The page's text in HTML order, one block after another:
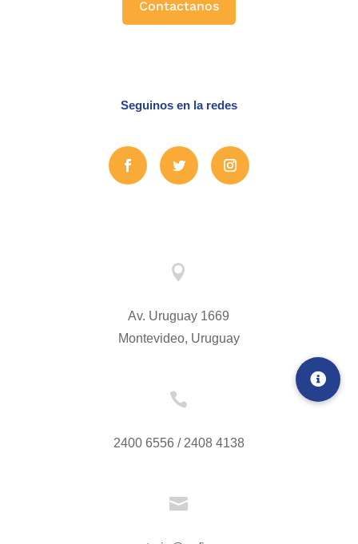
Contactanos
Seguinos en la redes

Av. Uruguay 1669
Montevideo, Uruguay

2400 6556 / 2408 4138
